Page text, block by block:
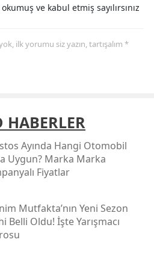
okumuş ve kabul etmiş sayılırsınız
ilk yorumu siz yazın, tartışalım *
HABERLER
Ayında Hangi Otomobil
Uygun? Marka Marka
Fiyatlar
Mutfakta’nın Yeni Sezon
Belli Oldu! İşte Yarışmacı